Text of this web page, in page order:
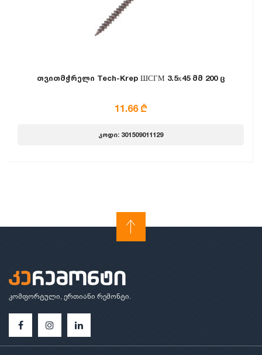
თვითმჭრელი Tech-Krep ШСГМ 3.5х45 მმ 200 ც
11.66 ₾
კოდი: 301509011129
კომფორტული, ერთიანი რემონტი.